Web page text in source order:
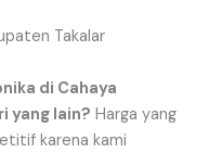
Takalar
di Cahaya
yang lain? Harga yang
karena kami